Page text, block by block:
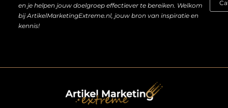
en je helpen jouw doelgroep effectiever te bereiken. Welkom
bij ArtikelMarketingExtreme.nl, jouw bron van inspiratie en
kennis!